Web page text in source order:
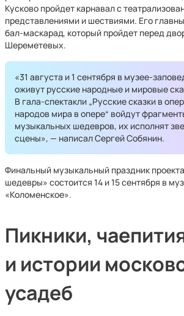
Кусково пройдет карнавал с
представлениями и шествиями. Его
бал-маскарад, который пройдет перед
Шереметевых.
«31 августа и 1 сентября в музее-
оживут русские народные и мировые
В гала-спектакли „Русские сказки в
народов мира в опере“ войдут
музыкальных шедевров, их исполнят
сцены», — написал Сергей Собянин.
Финальный музыкальный праздник
шедевры» состоится 14 и 15 сентября в
«Коломенское».
Пикники,
и истории
усадеб